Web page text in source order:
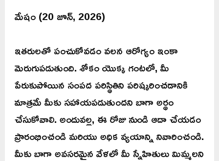
మేషం (20 జూన్, 2026)
ఇతరులతో పంచుకోవడం వలన ఆరోగ్యం ఇంకా
మెరుగుపడుతుంది. శోకం యొక్క గంటలో, మీ
పేరుకుపోయిన సంపద పరిస్థితిని పరిష్కరించడానికి
మాత్రమే మీకు సహాయపడుతుందని బాగా అర్థం
చేసుకోవాలి. అందువల్ల, ఈ రోజు నుండి ఆదా చేయడం
ప్రారంభించండి మరియు అధిక వ్యయాన్ని నివారించండి.
మీకు బాగా అవసరమైన వేళలో మీ స్నేహితులు మిమ్మలని